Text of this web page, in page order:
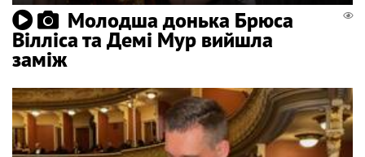
Молодша донька Брюса
Вілліса та Демі Мур вийшла
заміж